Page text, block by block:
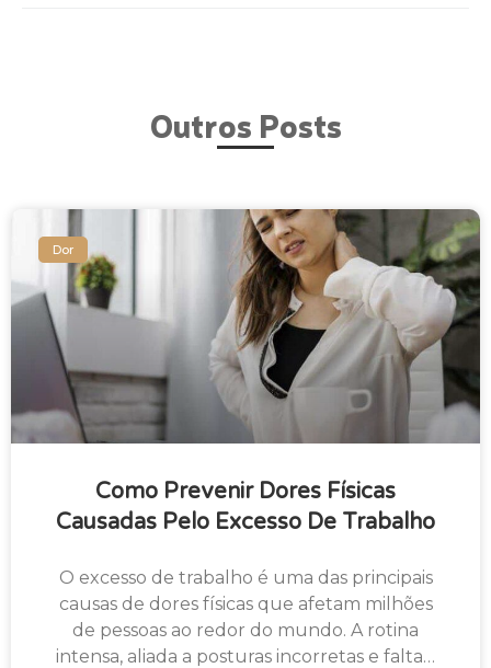
Outros Posts
Dor
Como Prevenir Dores Físicas
Causadas Pelo Excesso De Trabalho
O excesso de trabalho é uma das principais
causas de dores físicas que afetam milhões
de pessoas ao redor do mundo. A rotina
intensa, aliada a posturas incorretas e falta…